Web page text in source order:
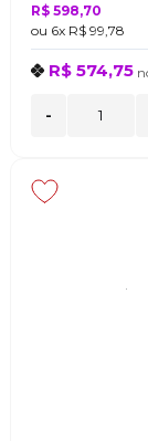
R$ 598,70
ou 6x R$ 99,78
R$ 574,75
-